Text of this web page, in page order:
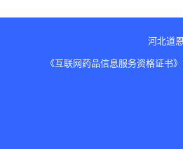
河北道
《互联网药品信息服务资格证书